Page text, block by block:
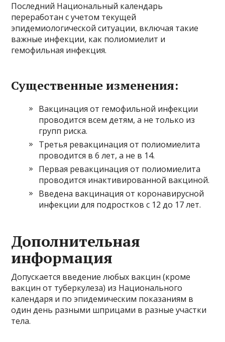
Последний Национальный календарь
переработан с учетом текущей
эпидемиологической ситуации, включая такие
важные инфекции, как полиомиелит и
гемофильная инфекция.
Существенные изменения:
Вакцинация от гемофильной инфекции
проводится всем детям, а не только из
групп риска.
Третья ревакцинация от полиомиелита
проводится в 6 лет, а не в 14.
Первая ревакцинация от полиомиелита
проводится инактивированной вакциной.
Введена вакцинация от коронавирусной
инфекции для подростков с 12 до 17 лет.
Дополнительная
информация
Допускается введение любых вакцин (кроме
вакцин от туберкулеза) из Национального
календаря и по эпидемическим показаниям в
один день разными шприцами в разные участки
тела.